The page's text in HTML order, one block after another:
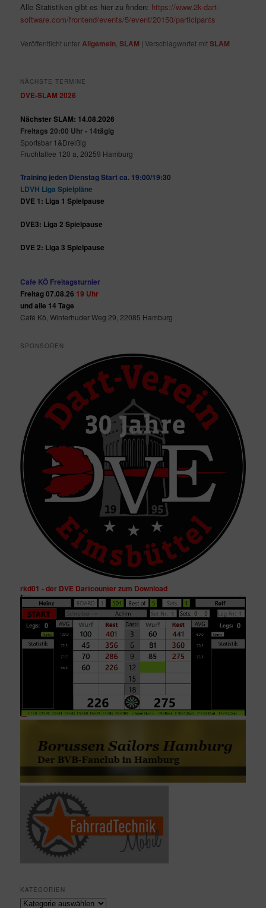
Alle Statistiken gibt es hier zu finden: https://www.2k-dart-
software.com/frontend/events/5/event/20150/participants
Veröffentlicht unterAllgemein ,SLAM | Verschlagwortet mitSLAM
NÄCHSTE TERMINE
DVE-SLAM 2026
Nächster SLAM: 14.08.2026
Freitags 20:00 Uhr - 14tägig
Sportsbar 1&Dreißig
Fruchtallee 120 a, 20259 Hamburg
Training jeden Dienstag Start ca. 19:00/19:30
LDVH Liga Spielpläne
DVE 1: Liga 1 Spielpause
DVE3: Liga 2 Spielpause
DVE 2: Liga 3 Spielpause
Cafe KÖ Freitagsturnier
Freitag 07.08.26 19 Uhr
und alle 14 Tage
Café Kö, Winterhuder Weg 29, 22085 Hamburg
SPONSOREN
rkd01 - der DVE Dartcounter zum Download
KATEGORIEN
Kategorien